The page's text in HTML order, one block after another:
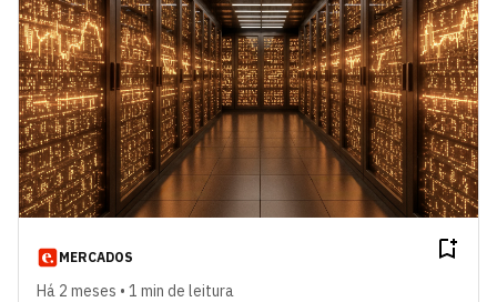
MERCADOS
Há 2 meses • 1 min de leitura